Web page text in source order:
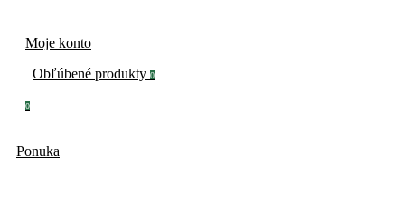
Moje konto
Obľúbené produkty 0
0
Ponuka